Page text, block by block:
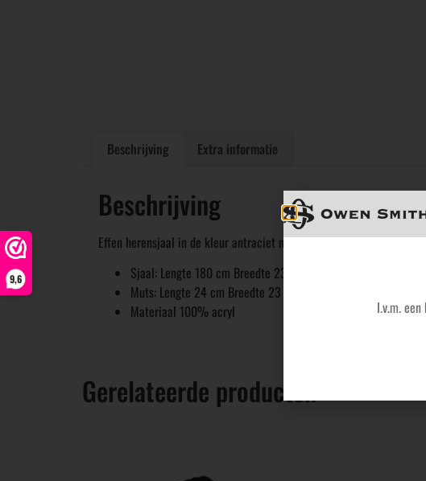
9,6
Beschrijving Extra informatie
Beschrijving
Effen herensjaal in de kleur antraciet met ribmotief gecombineerd
Sjaal: Lengte 180 cm Breedte 23 cm
Muts: Lengte 24 cm Breedte 23 cm
Materiaal 100% acryl
Gerelateerde producten
I.v.m.